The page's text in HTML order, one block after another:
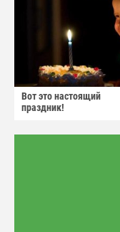
Вот это настоящий
праздник!